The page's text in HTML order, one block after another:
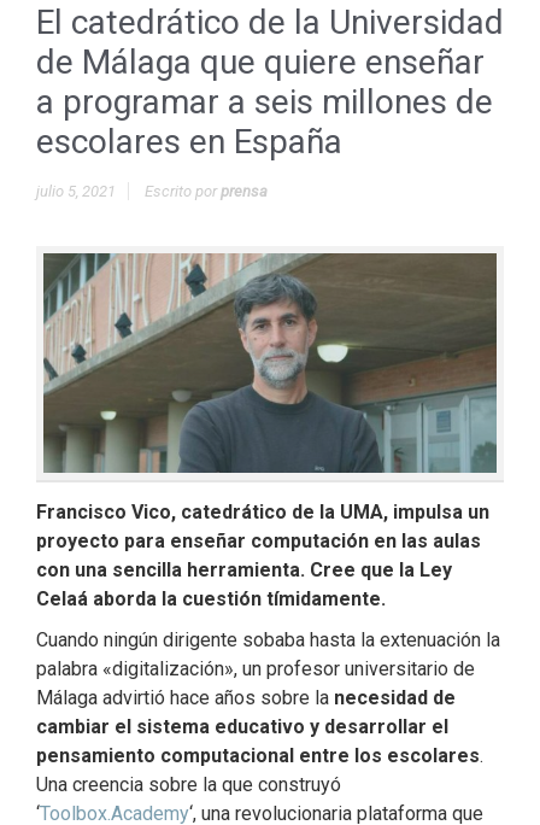
El catedrático de la Universidad
de Málaga que quiere enseñar
a programar a seis millones de
escolares en España
julio 5, 2021 Escrito porprensa
Francisco Vico, catedrático de la UMA, impulsa un
proyecto para enseñar computación en las aulas
con una sencilla herramienta. Cree que la Ley
Celaá aborda la cuestión tímidamente.
Cuando ningún dirigente sobaba hasta la extenuación la
palabra «digitalización», un profesor universitario de
Málaga advirtió hace años sobre la necesidad de
cambiar el sistema educativo y desarrollar el
pensamiento computacional entre los escolares.
Una creencia sobre la que construyó
‘Toolbox.Academy‘, una revolucionaria plataforma que